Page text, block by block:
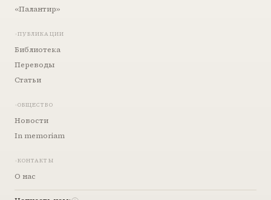
«Палантир»
ПУБЛИКАЦИИ
Библиотека
Переводы
Статьи
ОБЩЕСТВО
Новости
In memoriam
КОНТАКТЫ
О нас